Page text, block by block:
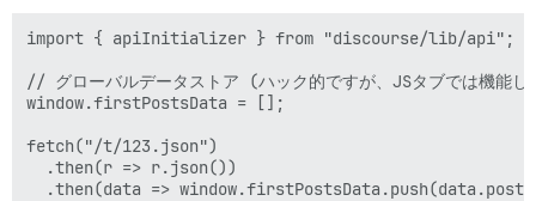
}
export default apiInitializer("0.11.1", api => {
api.renderInOutlet("discovery-list-container-top",
import { apiInitializer } from "discourse/lib/api";
// グローバルデータストア (ハック的ですが、JSタブでは機能し
window.firstPostsData = [];
fetch("/t/123.json")
  .then(r => r.json())
.then(data =>